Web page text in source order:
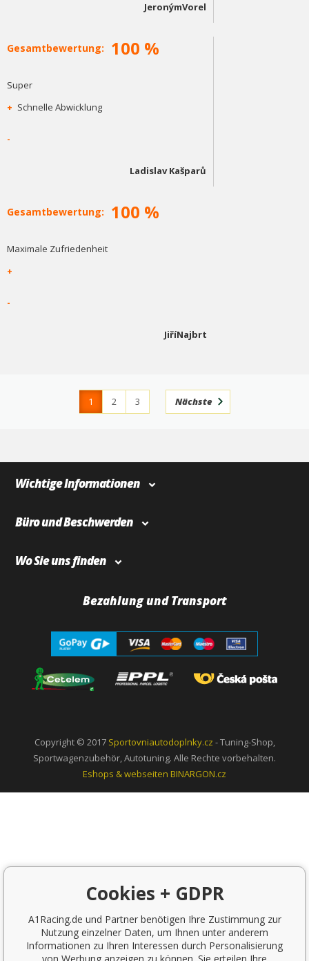
JeronýmVorel
Gesamtbewertung: 100 %
Super
+ Schnelle Abwicklung
-
Ladislav Kašparů
Gesamtbewertung: 100 %
Maximale Zufriedenheit
+
-
JiříNajbrt
1 2
3
Nächste
Wichtige Informationen
Büro und Beschwerden
Wo Sie uns finden
Bezahlung und Transport
Copyright © 2017 Sportovniautodoplnky.cz - Tuning-Shop,
Sportwagenzubehör, Autotuning. Alle Rechte vorbehalten.
Eshops & webseiten BINARGON.cz
Cookies + GDPR
A1Racing.de und Partner benötigen Ihre Zustimmung zur
Nutzung einzelner Daten, um Ihnen unter anderem
Informationen zu Ihren Interessen durch Personalisierung